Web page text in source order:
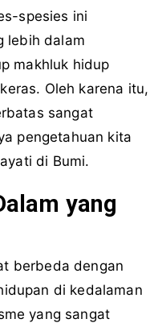
spesies ini
lebih dalam
makhluk hidup
Oleh karena itu,
sangat
pengetahuan kita
di Bumi.
yang
berbeda dengan
di kedalaman
yang sangat